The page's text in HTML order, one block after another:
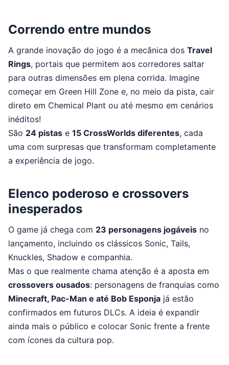
Correndo entre mundos
A grande inovação do jogo é a mecânica dos Travel
Rings, portais que permitem aos corredores saltar
para outras dimensões em plena corrida. Imagine
começar em Green Hill Zone e, no meio da pista, cair
direto em Chemical Plant ou até mesmo em cenários
inéditos!
São 24 pistas e 15 CrossWorlds diferentes, cada
uma com surpresas que transformam completamente
a experiência de jogo.
Elenco poderoso e crossovers
inesperados
O game já chega com 23 personagens jogáveis no
lançamento, incluindo os clássicos Sonic, Tails,
Knuckles, Shadow e companhia.
Mas o que realmente chama atenção é a aposta em
crossovers ousados: personagens de franquias como
Minecraft, Pac-Man e até Bob Esponja já estão
confirmados em futuros DLCs. A ideia é expandir
ainda mais o público e colocar Sonic frente a frente
com ícones da cultura pop.